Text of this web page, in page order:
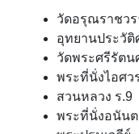
วัดอรุณราชว
อุทยานประวั
วัดพระศรีรัตน
พระที่นั่งไอศว
สวนหลวง ร.9
พระที่นั่งอนัน